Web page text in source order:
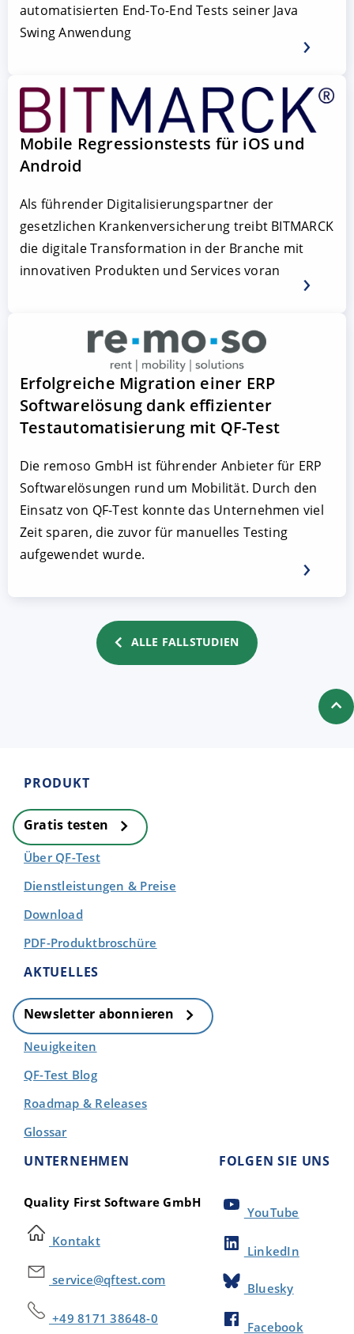
automatisierten End-To-End Tests seiner Java
Swing Anwendung
Mobile Regressionstests für iOS und
Android
Als führender Digitalisierungspartner der
gesetzlichen Krankenversicherung treibt BITMARCK
die digitale Transformation in der Branche mit
innovativen Produkten und Services voran
Erfolgreiche Migration einer ERP
Softwarelösung dank effizienter
Testautomatisierung mit QF-Test
Die remoso GmbH ist führender Anbieter für ERP
Softwarelösungen rund um Mobilität. Durch den
Einsatz von QF-Test konnte das Unternehmen viel
Zeit sparen, die zuvor für manuelles Testing
aufgewendet wurde.
ALLE FALLSTUDIEN
PRODUKT
Gratis testen
Über QF-Test
Dienstleistungen & Preise
Download
PDF-Produktbroschüre
AKTUELLES
Newsletter abonnieren
Neuigkeiten
QF-Test Blog
Roadmap & Releases
Glossar
UNTERNEHMEN
Quality First Software GmbH
Kontakt
service@qftest.com
+49 8171 38648-0
FOLGEN SIE UNS
YouTube
LinkedIn
Bluesky
Facebook